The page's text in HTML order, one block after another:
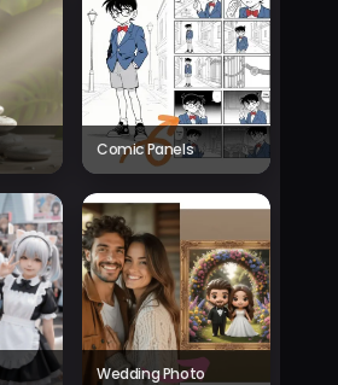
Comic Panels
Wedding Photo